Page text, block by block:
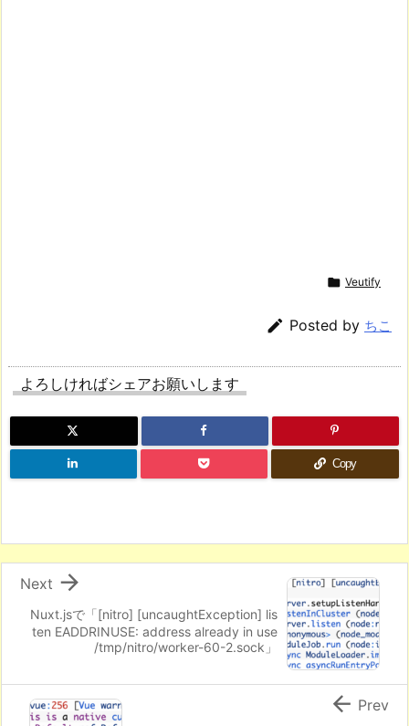
 Veutify
 Posted by ちこ
よろしければシェアお願いします
Copy
Nuxt.jsで「[nitro] [uncaughtException] lis
ten EADDRINUSE: address already in use
/tmp/nitro/worker-60-2.sock」

Next
 Prev